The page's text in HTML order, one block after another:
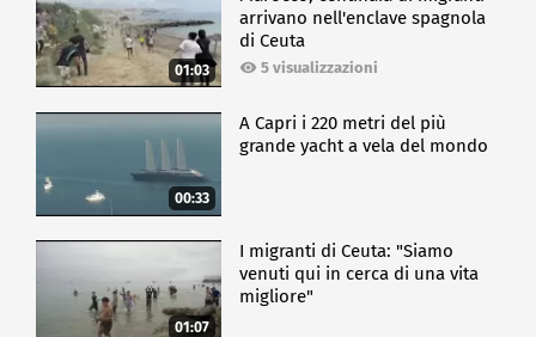
01:03
arrivano nell'enclave spagnola
di Ceuta
5 visualizzazioni
00:33
A Capri i 220 metri del più
grande yacht a vela del mondo
01:07
I migranti di Ceuta: "Siamo
venuti qui in cerca di una vita
migliore"